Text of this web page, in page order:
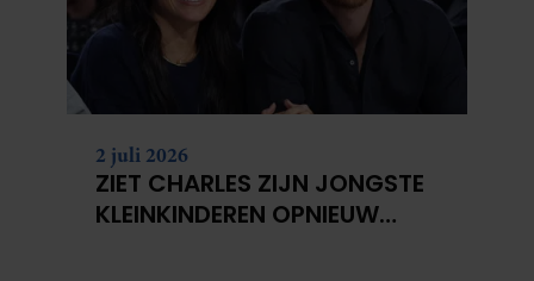
2 juli 2026
ZIET CHARLES ZIJN JONGSTE
KLEINKINDEREN OPNIEUW